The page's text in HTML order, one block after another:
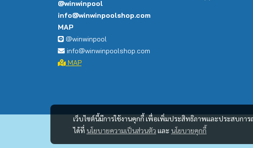
เว็บไซต์นี้มีการใช้งานคุกกี้ เพื่อเพิ่มประสิทธิภาพและประสบกา
ได้ที่ นโยบายความเป็นส่วนตัว และ นโยบายคุกกี้
@winwinpool
info@winwinpoolshop.com
MAP
@winwinpool
info@winwinpoolshop.com
MAP